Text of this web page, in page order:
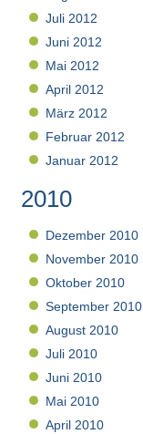
Juli 2012
Juni 2012
Mai 2012
April 2012
März 2012
Februar 2012
Januar 2012
2010
Dezember 2010
November 2010
Oktober 2010
September 2010
August 2010
Juli 2010
Juni 2010
Mai 2010
April 2010